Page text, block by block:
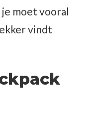
je moet vooral
vindt